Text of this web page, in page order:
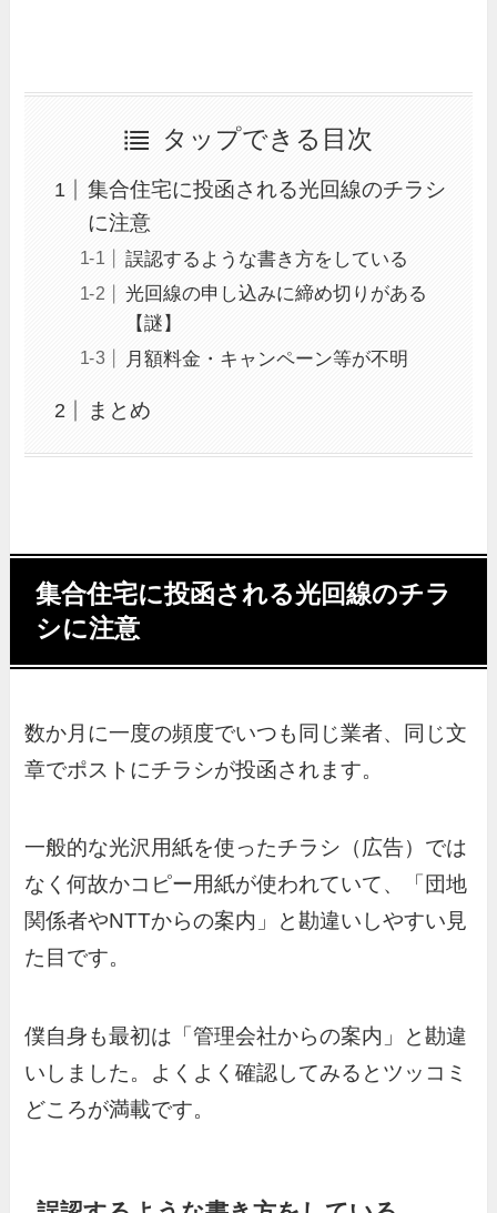
タップできる目次
集合住宅に投函される光回線のチラシ
に注意
誤認するような書き方をしている
光回線の申し込みに締め切りがある
【謎】
月額料金・キャンペーン等が不明
まとめ
集合住宅に投函される光回線のチラ
シに注意
数か月に一度の頻度でいつも同じ業者、同じ文
章でポストにチラシが投函されます。
一般的な光沢用紙を使ったチラシ（広告）では
なく何故かコピー用紙が使われていて、「団地
関係者やNTTからの案内」と勘違いしやすい見
た目です。
僕自身も最初は「管理会社からの案内」と勘違
いしました。よくよく確認してみるとツッコミ
どころが満載です。